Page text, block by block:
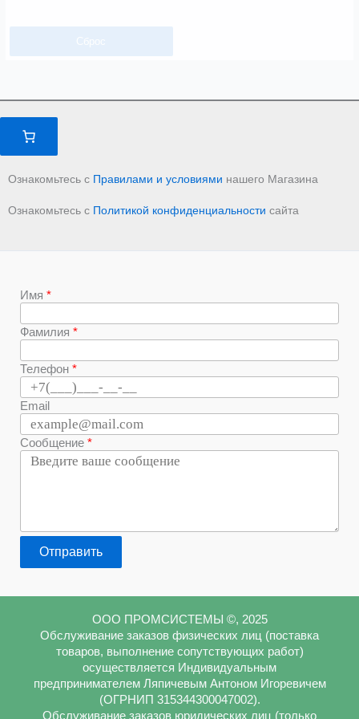
Сброс
Ознакомьтесь с Правилами и условиями нашего Магазина
Ознакомьтесь с Политикой конфиденциальности сайта
Имя
Фамилия
Телефон
Email
Сообщение
Отправить
ООО ПРОМСИСТЕМЫ ©, 2025
Обслуживание заказов физических лиц (поставка
товаров, выполнение сопутствующих работ)
осуществляется Индивидуальным
предпринимателем Ляпичевым Антоном Игоревичем
(ОГРНИП 315344300047002).
Обслуживание заказов юридических лиц (только